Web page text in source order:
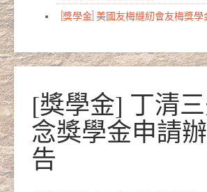
[獎學金] 美國友梅縫紉會友梅獎
[獎學金] 丁清
念獎學金申請
告